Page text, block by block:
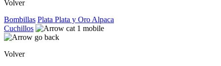
Volver
Bombillas Plata Plata y Oro Alpaca
Cuchillos
Volver